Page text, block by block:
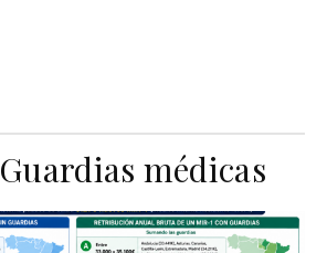
Guardias médicas